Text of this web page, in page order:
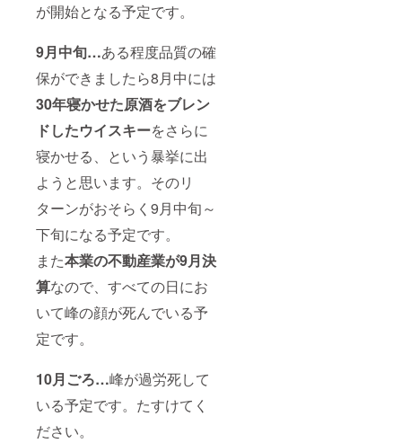
が開始となる予定です。
9月中旬…ある程度品質の確
保ができましたら8月中には
30年寝かせた原酒をブレン
ドしたウイスキーをさらに
寝かせる、という暴挙に出
ようと思います。そのリ
ターンがおそらく9月中旬～
下旬になる予定です。
また本業の不動産業が9月決
算なので、すべての日にお
いて峰の顔が死んでいる予
定です。
10月ごろ…峰が過労死して
いる予定です。たすけてく
ださい。